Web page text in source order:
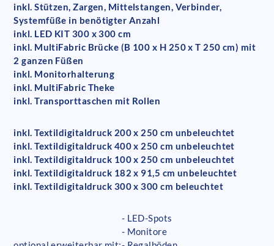
inkl. Stützen, Zargen, Mittelstangen, Verbinder,
Systemfüße in benötigter Anzahl
inkl. LED KIT 300 x 300 cm
inkl. MultiFabric Brücke (B 100 x H 250 x T 250 cm) mit
2 ganzen Füßen
inkl. Monitorhalterung
inkl. MultiFabric Theke
inkl. Transporttaschen mit Rollen
inkl. Textildigitaldruck 200 x 250 cm unbeleuchtet
inkl. Textildigitaldruck 400 x 250 cm unbeleuchtet
inkl. Textildigitaldruck 100 x 250 cm unbeleuchtet
inkl. Textildigitaldruck 182 x 91,5 cm unbeleuchtet
inkl. Textildigitaldruck 300 x 300 cm beleuchtet
- LED-Spots
- Monitore